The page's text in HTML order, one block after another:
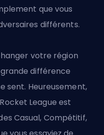
que vous
différents.
votre région
différence
sent. Heureusement,
League est
Casual, Compétitif,